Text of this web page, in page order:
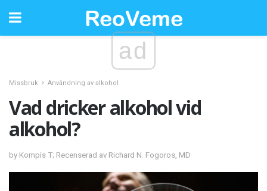
ad
Missbruk Användning av alkohol
Vad dricker alkohol vid
alkohol?
by Kompis T; Recenserad av Richard N. Fogoros, MD